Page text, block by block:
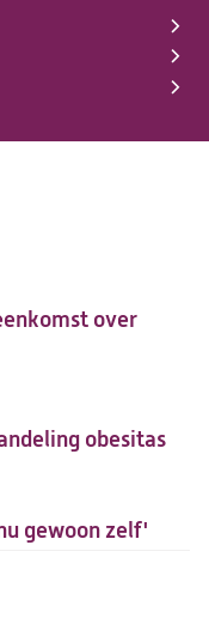
over
obesitas
gewoon zelf'